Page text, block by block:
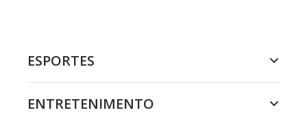
ESPORTES
ENTRETENIMENTO